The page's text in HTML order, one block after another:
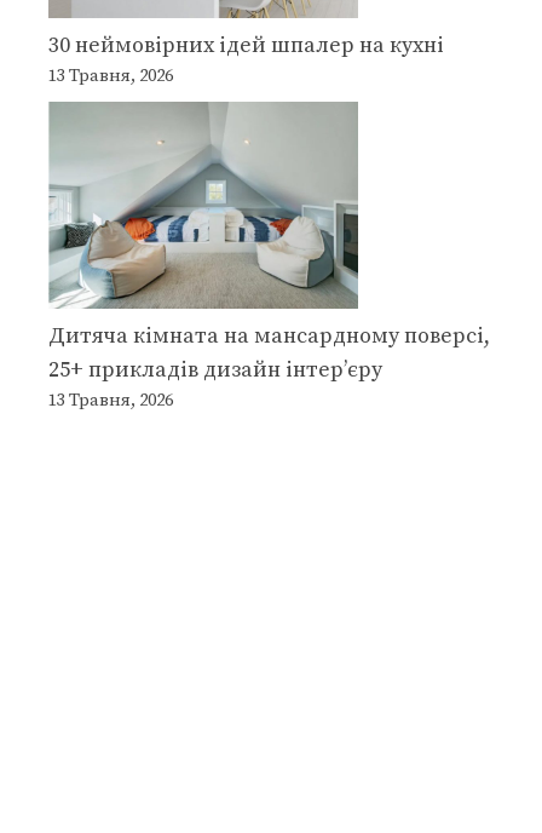
30 неймовірних ідей шпалер на кухні
13 Травня, 2026
Дитяча кімната на мансардному поверсі,
25+ прикладів дизайн інтер’єру
13 Травня, 2026